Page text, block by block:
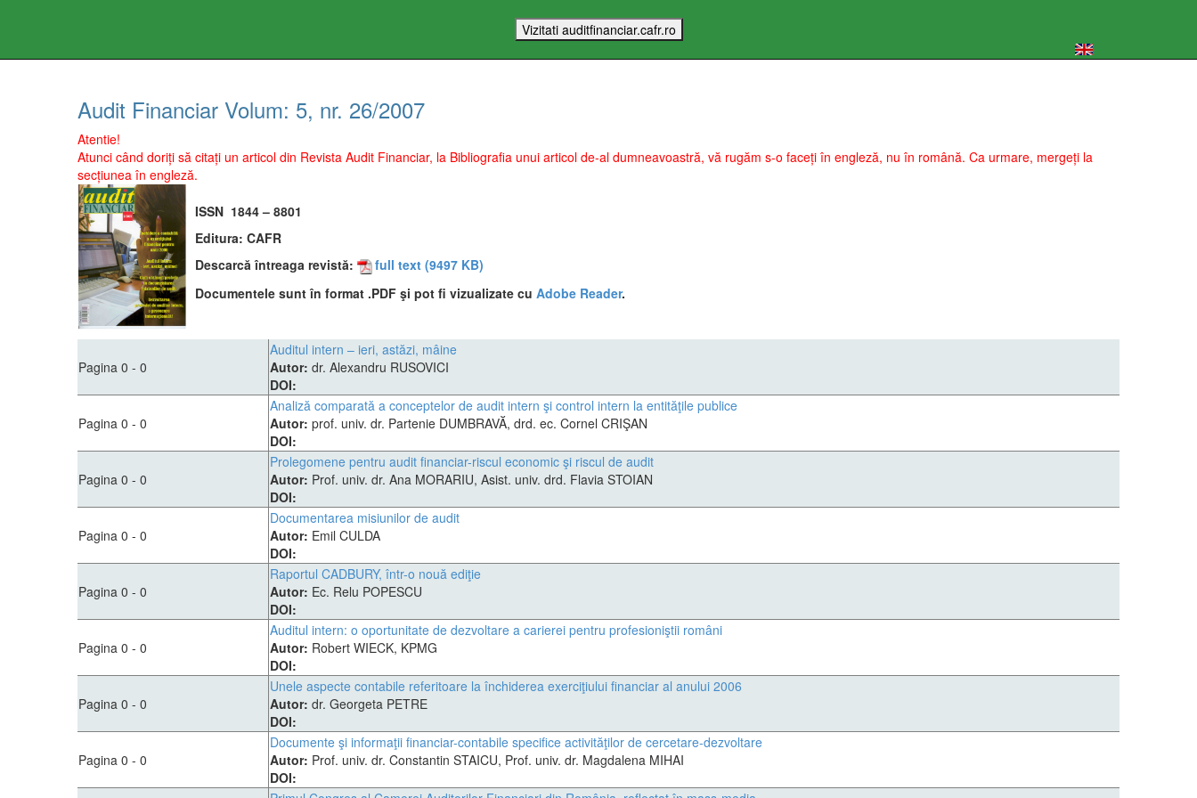
Audit Financiar Volum: 5, nr. 26/2007
Atentie!
Atunci când doriți să citați un articol din Revista Audit Financiar, la Bibliografia unui articol de-al dumneavoastră, vă rugăm s-o faceți în engleză, nu în română. Ca urmare, mergeți la
secțiunea în engleză.
ISSN 1844 – 8801
Editura: CAFR
Descarcă întreaga revistă:
full text (9497 KB)
Documentele sunt în format .PDF şi pot fi vizualizate cu Adobe Reader.
Pagina 0 - 0
Auditul intern – ieri, astăzi, mâine
Autor: dr. Alexandru RUSOVICI
DOI:
Pagina 0 - 0
Analiză comparată a conceptelor de audit intern şi control intern la entităţile publice
Autor: prof. univ. dr. Partenie DUMBRAVĂ, drd. ec. Cornel CRIŞAN
DOI:
Pagina 0 - 0
Prolegomene pentru audit financiar-riscul economic şi riscul de audit
Autor: Prof. univ. dr. Ana MORARIU, Asist. univ. drd. Flavia STOIAN
DOI:
Pagina 0 - 0
Documentarea misiunilor de audit
Autor: Emil CULDA
DOI:
Pagina 0 - 0
Raportul CADBURY, într-o nouă ediţie
Autor: Ec. Relu POPESCU
DOI:
Pagina 0 - 0
Auditul intern: o oportunitate de dezvoltare a carierei pentru profesioniştii români
Autor: Robert WIECK, KPMG
DOI:
Pagina 0 - 0
Unele aspecte contabile referitoare la închiderea exerciţiului financiar al anului 2006
Autor: dr. Georgeta PETRE
DOI:
Pagina 0 - 0
Documente şi informaţii financiar-contabile specifice activităţilor de cercetare-dezvoltare
Autor: Prof. univ. dr. Constantin STAICU, Prof. univ. dr. Magdalena MIHAI
DOI: